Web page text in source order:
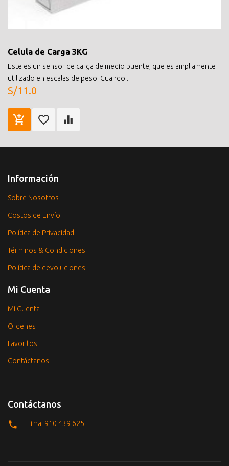
Celula de Carga 3KG
Este es un sensor de carga de medio puente, que es ampliamente
utilizado en escalas de peso. Cuando ..
S/11.0
Información
Sobre Nosotros
Costos de Envío
Política de Privacidad
Términos & Condiciones
Política de devoluciones
Mi Cuenta
Mi Cuenta
Ordenes
Favoritos
Contáctanos
Contáctanos
Lima: 910 439 625